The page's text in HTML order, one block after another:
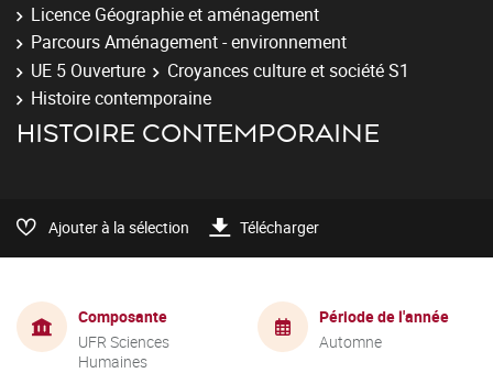
Licence Géographie et aménagement
Parcours Aménagement - environnement
UE 5 Ouverture
Croyances culture et société S1
Histoire contemporaine
HISTOIRE CONTEMPORAINE
Ajouter à la sélection Télécharger
Composante
UFR Sciences
Humaines
Période de l'année
Automne